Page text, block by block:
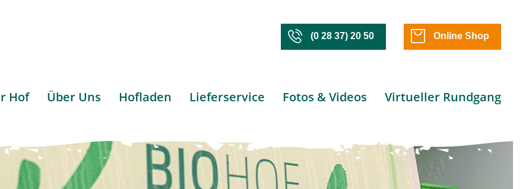
(0 28 37) 20 50 Online Shop
Hof Über Uns Hofladen Lieferservice Fotos & Videos Virtueller Rundgang